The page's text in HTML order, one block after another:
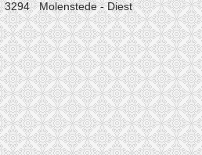
Molenstede - Diest